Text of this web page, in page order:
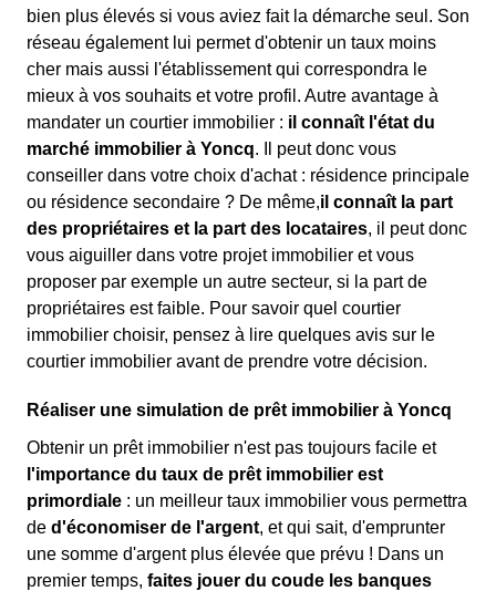
bien plus élevés si vous aviez fait la démarche seul. Son
réseau également lui permet d'obtenir un taux moins
cher mais aussi l'établissement qui correspondra le
mieux à vos souhaits et votre profil. Autre avantage à
mandater un courtier immobilier : il connaît l'état du
marché immobilier à Yoncq. Il peut donc vous
conseiller dans votre choix d'achat : résidence principale
ou résidence secondaire ? De même,il connaît la part
des propriétaires et la part des locataires, il peut donc
vous aiguiller dans votre projet immobilier et vous
proposer par exemple un autre secteur, si la part de
propriétaires est faible. Pour savoir quel courtier
immobilier choisir, pensez à lire quelques avis sur le
courtier immobilier avant de prendre votre décision.
Réaliser une simulation de prêt immobilier à Yoncq
Obtenir un prêt immobilier n'est pas toujours facile et
l'importance du taux de prêt immobilier est
primordiale : un meilleur taux immobilier vous permettra
de d'économiser de l'argent, et qui sait, d'emprunter
une somme d'argent plus élevée que prévu ! Dans un
premier temps, faites jouer du coude les banques